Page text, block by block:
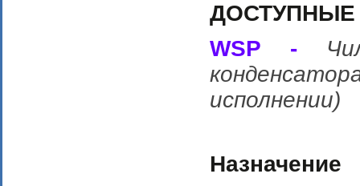
WSP -
исполнении)
Назначение